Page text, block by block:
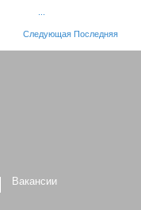
Следующая Последняя
Вакансии